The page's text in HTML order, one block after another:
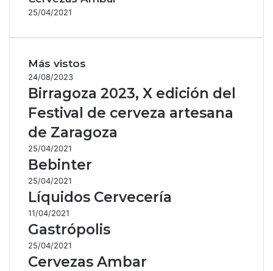
25/04/2021
Más vistos
24/08/2023
Birragoza 2023, X edición del
Festival de cerveza artesana
de Zaragoza
25/04/2021
Bebinter
25/04/2021
Líquidos Cervecería
11/04/2021
Gastrópolis
25/04/2021
Cervezas Ambar